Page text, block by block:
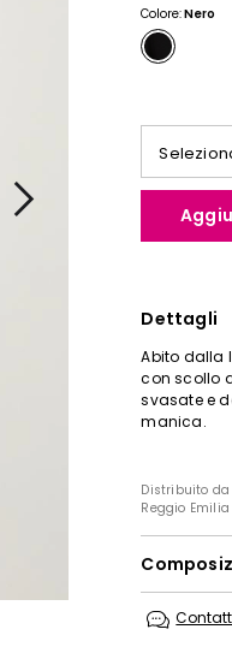
Colore:Nero
Dettagli
Abito dalla
con scollo
svasate e
manica.
Distribuito da
Reggio
asciugare